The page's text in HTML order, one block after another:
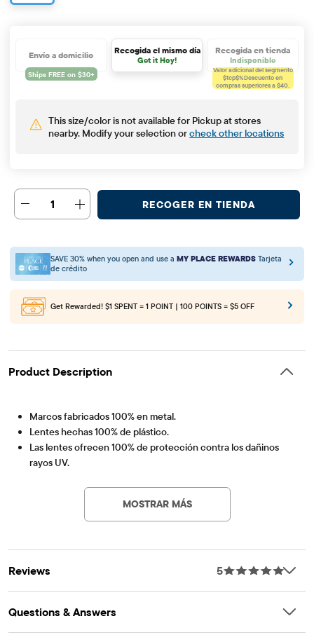
Envío a domicilio Recogida el mismo día
Get it Hoy!
Recogida en tienda
Indisponible
Valor adicional del segmento
$tcp$%Descuento en
compras superiores a $40.
This size/color is not available for Pickup at stores
nearby. Modify your selection orcheck other locations
1 RECOGER EN TIENDA
SAVE 30% when you open and use a MY PLACE REWARDS Tarjeta
de crédito
Get Rewarded! $1 SPENT = 1 POINT | 100 POINTS = $5 OFF
Product Description
Marcos fabricados 100% en metal.
Lentes hechas 100% de plástico.
Las lentes ofrecen 100% de protección contra los dañinos
rayos UV.
MOSTRAR MÁS
Reviews 5
Questions & Answers